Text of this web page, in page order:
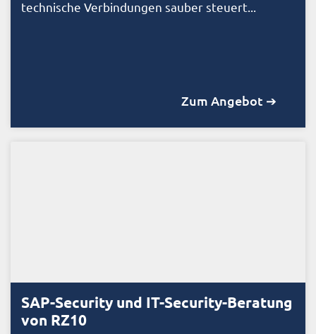
technische Verbindungen sauber steuert...
Zum Angebot ➔
SAP-Security und IT-Security-Beratung
von RZ10